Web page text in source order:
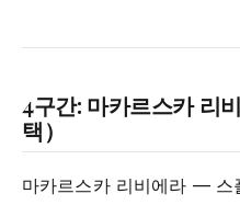
4구간: 마카르스카 리
택）
마카르스카 리비에라 — 스